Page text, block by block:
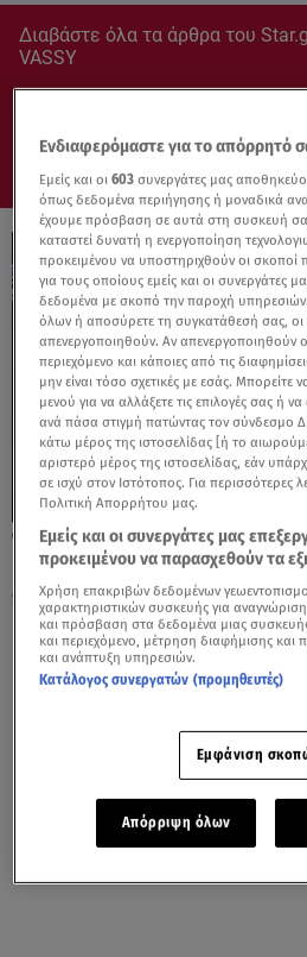
Διαβάστε όλα τα άρθρα του
VASSY
18.09.25, 09:41
Intervision 2025: Οι 23
συμμετέχουν στη
Ενδιαφερόμαστε για το απόρρητό
Εμείς και οι603 συνεργάτες μας
όπως δεδομένα περιήγησης ή μοναδικά
έχουμε πρόσβαση σε αυτά στη συσκευή
καταστεί δυνατή η ενεργοποίηση
προκειμένου να υποστηριχθούν οι σκοποί
για τους οποίους εμείς και οι συνεργάτες
δεδομένα με σκοπό την παροχή
όλων ή αποσύρετε τη συγκατάθεσή σας, οι
απενεργοποιηθούν. Αν απενεργοποιηθούν
περιεχόμενο και κάποιες από τις
μην είναι τόσο σχετικές με εσάς. Μπορείτε
μενού για να αλλάξετε τις επιλογές σας ή
ανά πάσα στιγμή πατώντας τον σύνδεσμο
κάτω μέρος της ιστοσελίδας [ή το
αριστερό μέρος της ιστοσελίδας, εάν
σε ισχύ στον Ιστότοπος. Για περισσότερες
Πολιτική Απορρήτου μας.
Εμείς και οι συνεργάτες μας
προκειμένου να παρασχεθούν τα
Χρήση επακριβών δεδομένων
χαρακτηριστικών συσκευής για
και πρόσβαση στα δεδομένα μιας
και περιεχόμενο, μέτρηση διαφήμισης και
και ανάπτυξη υπηρεσιών.
Κατάλογος συνεργατών (προμηθευτές)
Εμφάνιση
Απόρριψη όλων